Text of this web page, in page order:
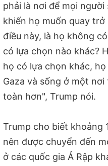
phải là nơi để mọi
khiến họ muốn quay
điều này, là họ không
có lựa chọn nào khác?
họ có lựa chọn khác,
Gaza và sống ở một
toàn hơn", Trump nói.
Trump cho biết khoảng
nên được chuyển đến
ở các quốc gia Ả Rập